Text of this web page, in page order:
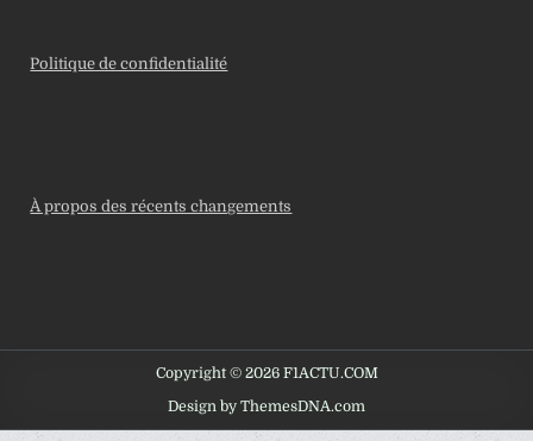
Politique de confidentialité
À propos des récents changements
Copyright © 2026 F1ACTU.COM
Design by ThemesDNA.com